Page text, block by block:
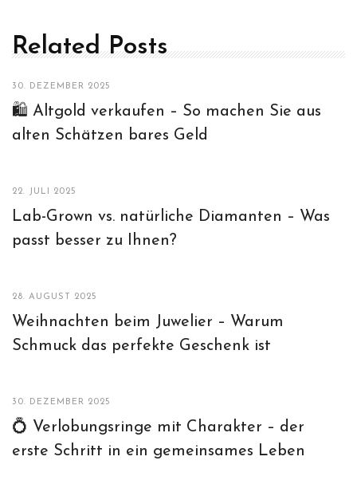
Related Posts
30. DEZEMBER 2025
🛍️ Altgold verkaufen – So machen Sie aus
alten Schätzen bares Geld
22. JULI 2025
Lab-Grown vs. natürliche Diamanten – Was
passt besser zu Ihnen?
28. AUGUST 2025
Weihnachten beim Juwelier – Warum
Schmuck das perfekte Geschenk ist
30. DEZEMBER 2025
💍 Verlobungsringe mit Charakter – der
erste Schritt in ein gemeinsames Leben